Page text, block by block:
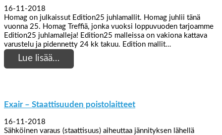
16-11-2018
Homag on julkaissut Edition25 juhlamallit. Homag juhlii tänä
vuonna 25. Homag Treffiä, jonka vuoksi loppuvuoden tarjoamme
Edition25 juhlamalleja! Edition25 malleissa on vakiona kattava
varustelu ja pidennetty 24 kk takuu. Edition mallit…
Lue lisää…
Exair – Staattisuuden poistolaitteet
16-11-2018
Sähköinen varaus (staattisuus) aiheuttaa jännityksen lähellä